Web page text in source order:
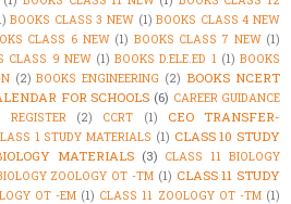
BOOKS CLASS 3 NEW (1) BOOKS CLASS 4 NEW
CLASS 6 NEW (1) BOOKS CLASS 7 NEW (1)
CLASS 9 NEW (1) BOOKS D.ELE.ED 1 (1) BOOKS
(2) BOOKS ENGINEERING (2) BOOKS NCERT
FOR SCHOOLS (6) CAREER GUIDANCE
REGISTER (2) CCRT (1)
CEO TRANSFER-
1 STUDY MATERIALS (1) CLASS 10 STUDY
MATERIALS (3) CLASS 11 BIOLOGY
ZOOLOGY OT -TM (1) CLASS 11 STUDY
OT -EM (1) CLASS 11 ZOOLOGY OT -TM (1)